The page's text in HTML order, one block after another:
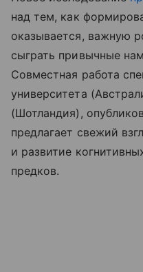
над тем, как
оказывается, важную
сыграть привычные
Совместная работа
университета
(Шотландия),
предлагает свежий
и развитие
предков.